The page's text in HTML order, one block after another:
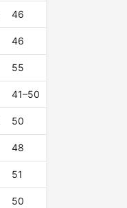
46
46
55
41–50
50
48
51
50